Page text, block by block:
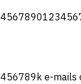
4567890123456
456789 k e-mails